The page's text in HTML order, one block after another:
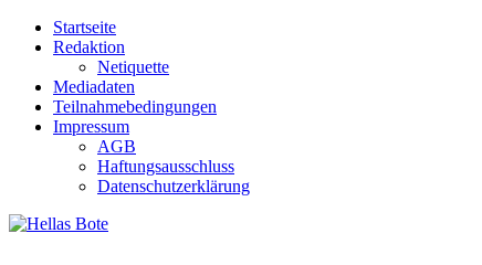
Zum
Inhalt
Startseite
Redaktion
Netiquette
Mediadaten
Teilnahmebedingungen
Impressum
AGB
Haftungsausschluss
Datenschutzerklärung